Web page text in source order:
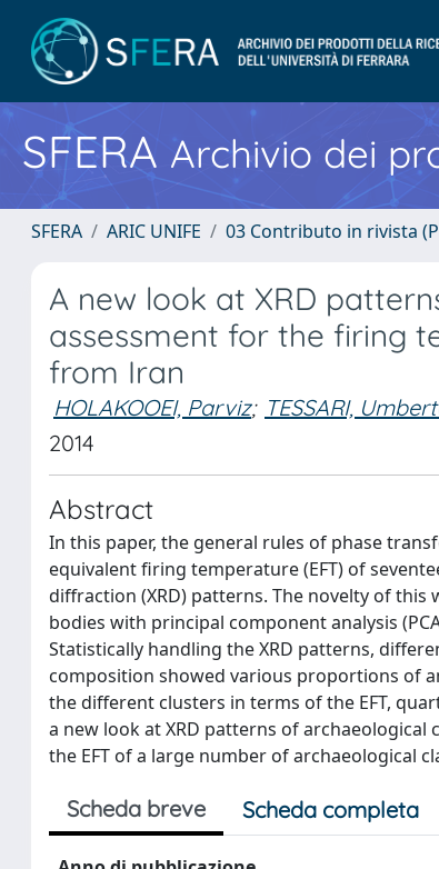
SFERA Archivio dei
SFERA ARIC UNIFE 03 Contributo in rivista
A new look at XRD
assessment for the firing
from Iran
HOLAKOOEI, Parviz; TESSARI,
2014
Abstract
In this paper, the general rules of phase
equivalent firing temperature (EFT) of
diffraction (XRD) patterns. The novelty of this
bodies with principal component analysis
Statistically handling the XRD patterns,
composition showed various proportions of
the different clusters in terms of the EFT,
a new look at XRD patterns of
the EFT of a large number of archaeological
Scheda breve Scheda completa